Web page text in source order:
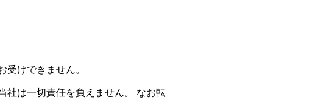
けできません。
社は一切責任を負えません。 なお転